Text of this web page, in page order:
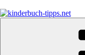
Inhalt
springen
Empfehlungen und Tipps